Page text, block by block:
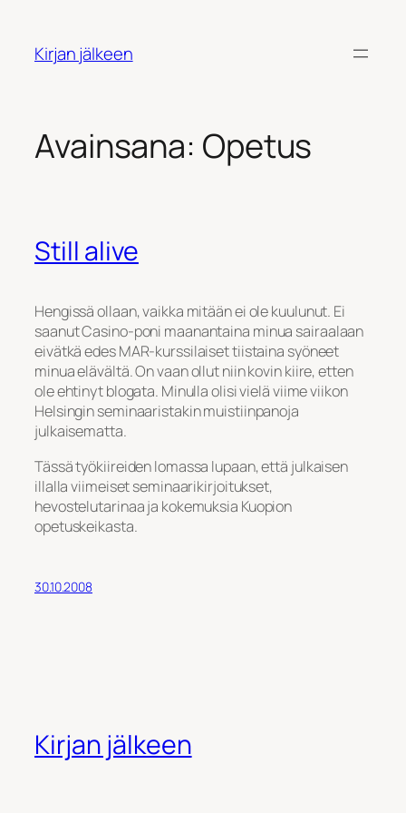
Kirjan jälkeen
Avainsana: Opetus
Still alive
Hengissä ollaan, vaikka mitään ei ole kuulunut. Ei
saanut Casino-poni maanantaina minua sairaalaan
eivätkä edes MAR-kurssilaiset tiistaina syöneet
minua elävältä. On vaan ollut niin kovin kiire, etten
ole ehtinyt blogata. Minulla olisi vielä viime viikon
Helsingin seminaaristakin muistiinpanoja
julkaisematta.
Tässä työkiireiden lomassa lupaan, että julkaisen
illalla viimeiset seminaarikirjoitukset,
hevostelutarinaa ja kokemuksia Kuopion
opetuskeikasta.
30.10.2008
Kirjan jälkeen